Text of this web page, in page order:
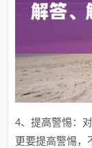
4、提高警惕：
更要提高警惕，